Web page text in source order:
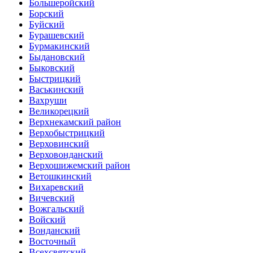
Большеройский
Борский
Буйский
Бурашевский
Бурмакинский
Быдановский
Быковский
Быстрицкий
Васькинский
Вахруши
Великорецкий
Верхнекамский район
Верхобыстрицкий
Верховинский
Верховонданский
Верхошижемский район
Ветошкинский
Вихаревский
Вичевский
Вожгальский
Войский
Вонданский
Восточный